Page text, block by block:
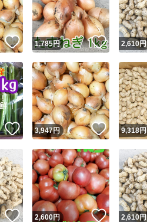
いいね！
1,785円 いいね！
2,610円
いいね！
3,947円 いいね！
9,318円
いいね！
2,600円 いいね！
2,610円